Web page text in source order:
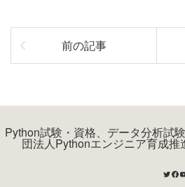
前の記事
Python試験・資格、データ分析試
団法人Pythonエンジニア育成